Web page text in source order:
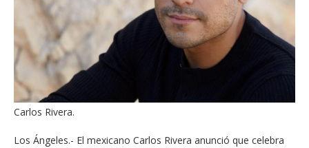
Carlos Rivera.
Los Ángeles.- El mexicano Carlos Rivera anunció que celebra